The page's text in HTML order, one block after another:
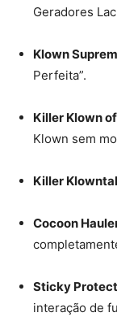
Geradores
Klown
Perfeita”.
Killer Klown
Klown sem
Killer
Cocoon
Sticky
interação de